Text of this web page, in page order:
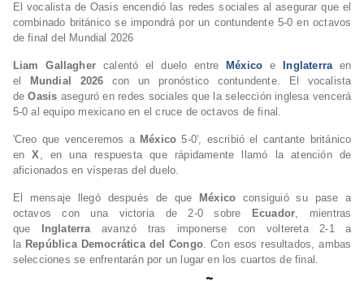
El vocalista de Oasis encendió las redes sociales al asegurar que el
combinado británico se impondrá por un contundente 5-0 en octavos
de final del Mundial 2026
Liam Gallagher calentó el duelo entre México e Inglaterra en
el
Mundial 2026
con un pronóstico contundente. El vocalista
de Oasis aseguró en redes sociales que la selección inglesa vencerá
5-0 al equipo mexicano en el cruce de octavos de final.
'Creo que venceremos a México 5-0', escribió el cantante británico
en
X, en una respuesta que rápidamente llamó la atención de
aficionados en vísperas del duelo.
El mensaje llegó después de que México
consiguió su pase a
octavos con una victoria de 2-0 sobre
Ecuador, mientras
que
Inglaterra
avanzó tras imponerse con voltereta 2-1 a
la República Democrática del Congo. Con esos resultados, ambas
selecciones se enfrentarán por un lugar en los cuartos de final.